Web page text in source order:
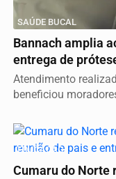
SAÚDE BUCAL
Bannach amplia
entrega de
Atendimento
beneficiou
EDUCAÇÃO
Cumaru do Norte